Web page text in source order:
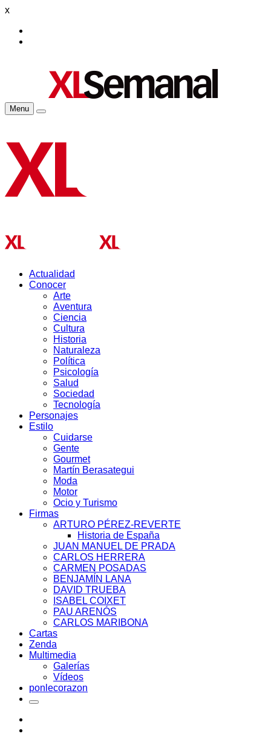
x
Menu
Actualidad
Conocer
Arte
Aventura
Ciencia
Cultura
Historia
Naturaleza
Política
Psicología
Salud
Sociedad
Tecnología
Personajes
Estilo
Cuidarse
Gente
Gourmet
Martín Berasategui
Moda
Motor
Ocio y Turismo
Firmas
ARTURO PÉREZ-REVERTE
Historia de España
JUAN MANUEL DE PRADA
CARLOS HERRERA
CARMEN POSADAS
BENJAMÍN LANA
DAVID TRUEBA
ISABEL COIXET
PAU ARENÓS
CARLOS MARIBONA
Cartas
Zenda
Multimedia
Galerías
Vídeos
ponlecorazon